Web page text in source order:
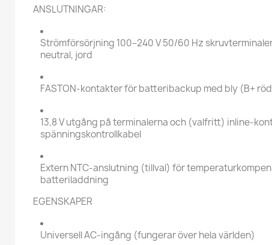
ANSLUTNINGAR:
Strömförsörjning 100–240 V 50/60 Hz
neutral, jord
FASTON-kontakter för batteribackup med bly (B+
13,8 V utgång på terminalerna och (valfritt) inline-
spänningskontrollkabel
Extern NTC-anslutning (tillval) för
batteriladdning
EGENSKAPER
Universell AC-ingång (fungerar över hela världen)